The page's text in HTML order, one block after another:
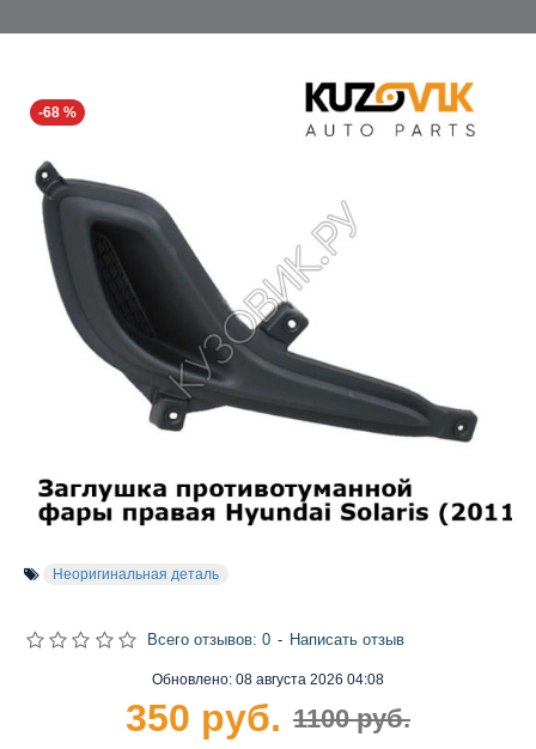
-68 %
Неоригинальная деталь
Обновлено: 08 августа 2026 04:08
Всего отзывов: 0 - Написать отзыв
1100 руб.
350 руб.